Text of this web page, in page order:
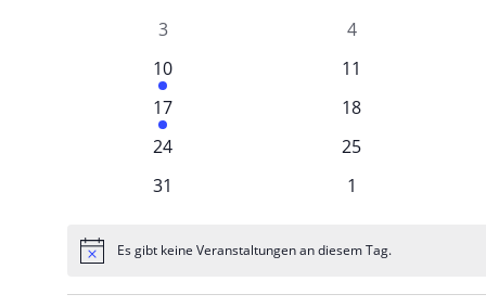
Veranstaltungen
0
3
0
4
1
Veranstaltung
10
0
11
1
Veranstaltung
17
0
18
0
24
0
25
0
31
0
1
HinweisEs gibt keine Veranstaltungen an diesem Tag.